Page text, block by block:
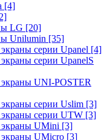
[4]
LG [20]
Unilumin [35]
серии Upanel [4]
серии UpanelS
UNI-POSTER
серии Uslim [3]
серии UTW [3]
UMini [3]
UMicro [3]